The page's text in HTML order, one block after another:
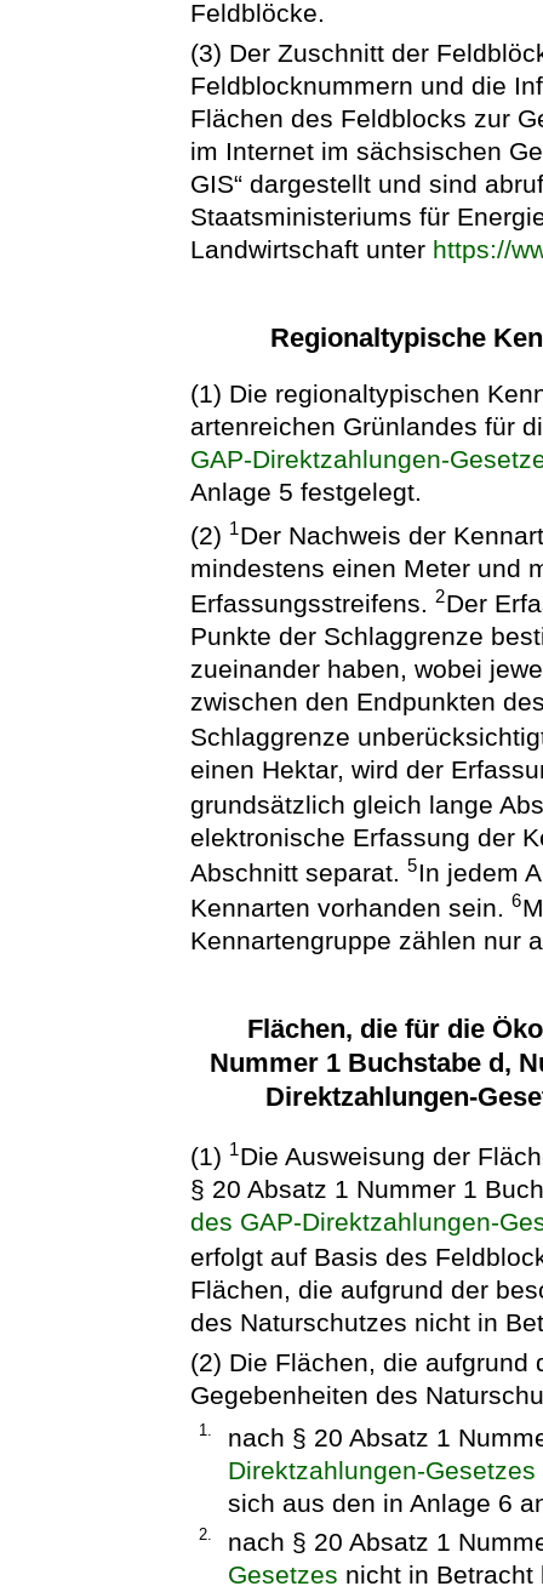
Feldblöcke.
(3) Der Zuschnitt der
Feldblocknummern und die
Flächen des Feldblocks zur
im Internet im sächsischen
GIS“ dargestellt und sind
Staatsministeriums für
Landwirtschaft unter https://
Regionaltypische
(1) Die regionaltypischen
artenreichen Grünlandes für
GAP-Direktzahlungen-
Anlage 5 festgelegt.
(2) 1Der Nachweis der
mindestens einen Meter und
Erfassungsstreifens.2Der
Punkte der Schlaggrenze
zueinander haben, wobei
zwischen den Endpunkten
Schlaggrenze
einen Hektar, wird der
grundsätzlich gleich lange
elektronische Erfassung der
Abschnitt separat.5In jedem
Kennarten vorhanden sein.6
Kennartengruppe zählen nur
Flächen, die für die
Nummer 1 Buchstabe d,
Direktzahlungen-
(1) 1Die Ausweisung der
§ 20 Absatz 1 Nummer 1
des GAP-Direktzahlungen-
erfolgt auf Basis des
Flächen, die aufgrund der
des Naturschutzes nicht in
(2) Die Flächen, die aufgrund
Gegebenheiten des
1.
nach § 20 Absatz 1
Direktzahlungen-Gesetzes
sich aus den in Anlage 6
2.
nach § 20 Absatz 1
Gesetzes nicht in